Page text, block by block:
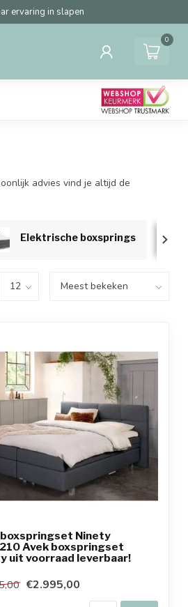
ervaring in slapen
0
advies vind je altijd de
Elektrische boxsprings
boxspringset Ninety
Avek boxspringset
uit voorraad leverbaar!
€2.995,00